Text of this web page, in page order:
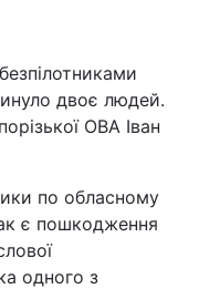
двоє людей.
ОВА Іван
по обласному
є пошкодження
одного з